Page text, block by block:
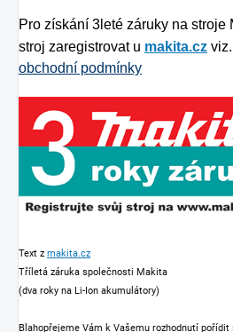
Pro získání 3leté záruky na stroje
stroj zaregistrovat u makita.cz viz.
obchodní podmínky
Text z makita.cz
Tříletá záruka společnosti Makita
(dva roky na Li-Ion akumulátory)
Blahopřejeme Vám k Vašemu rozhodnutí